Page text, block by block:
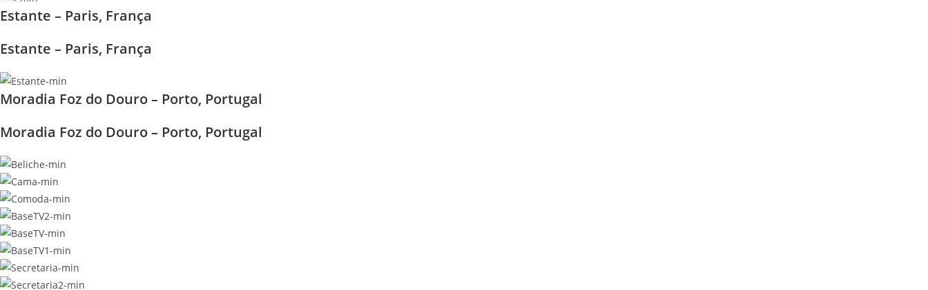
Estante – Paris, França
Estante – Paris, França
Moradia Foz do Douro – Porto, Portugal
Moradia Foz do Douro – Porto, Portugal